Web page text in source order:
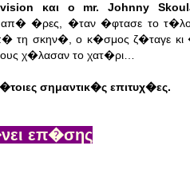
και ο mr. Johnny
�ρες, �ταν �φτασε το
τη σκην�,ο κ�σμος ζ�ταγε κι
χ�λασαν το χατ�ρι…
σημαντικ�ς επιτυχ�ες.
επ�σης